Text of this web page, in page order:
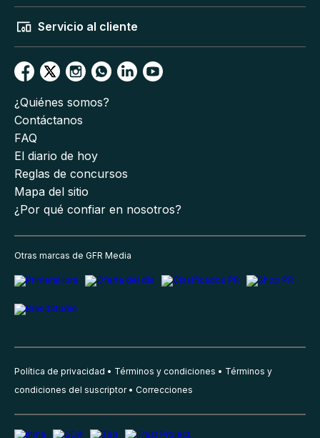
Servicio al cliente
¿Quiénes somos?
Contáctanos
FAQ
El diario de hoy
Reglas de concursos
Mapa del sitio
¿Por qué confiar en nosotros?
Otras marcas de GFR Media
Política de privacidad Términos y condiciones
Términos y
condiciones del suscriptor
Correcciones